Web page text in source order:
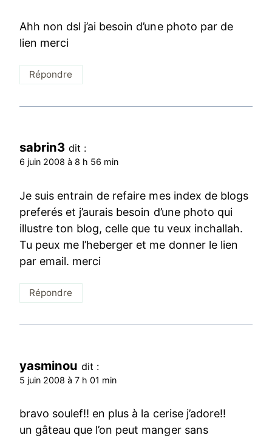
Ahh non dsl j’ai besoin d’une photo par de
lien merci
Répondre
sabrin3 dit :
6 juin 2008 à 8 h 56 min
Je suis entrain de refaire mes index de blogs
preferés et j’aurais besoin d’une photo qui
illustre ton blog, celle que tu veux inchallah.
Tu peux me l’heberger et me donner le lien
par email. merci
Répondre
yasminou dit :
5 juin 2008 à 7 h 01 min
bravo soulef!! en plus à la cerise j’adore!!
un gâteau que l’on peut manger sans